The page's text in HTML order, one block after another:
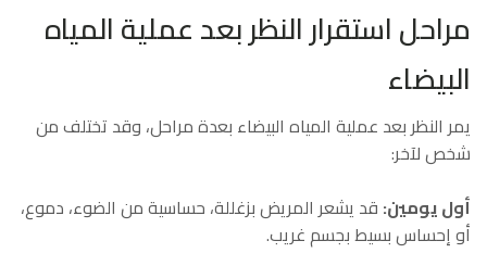
مراحل استقرار النظر بعد عملية المياه
البيضاء
يمر النظر بعد عملية المياه البيضاء بعدة مراحل، وقد تختلف من
شخص لآخر:
أول يومين: قد يشعر المريض بزغللة، حساسية من الضوء، دموع،
أو إحساس بسيط بجسم غريب.